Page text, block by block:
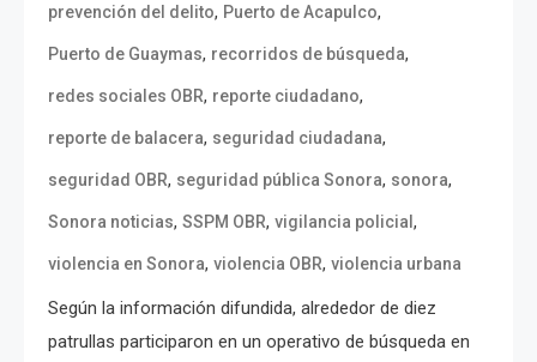
prevención del delito, Puerto de Acapulco,
Puerto de Guaymas, recorridos de búsqueda,
redes sociales OBR, reporte ciudadano,
reporte de balacera, seguridad ciudadana,
seguridad OBR, seguridad pública Sonora, sonora,
Sonora noticias, SSPM OBR, vigilancia policial ,
violencia en Sonora, violencia OBR, violencia urbana
Según la información difundida, alrededor de diez
patrullas participaron en un operativo de búsqueda en